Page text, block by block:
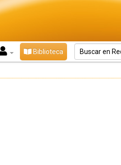
Biblioteca